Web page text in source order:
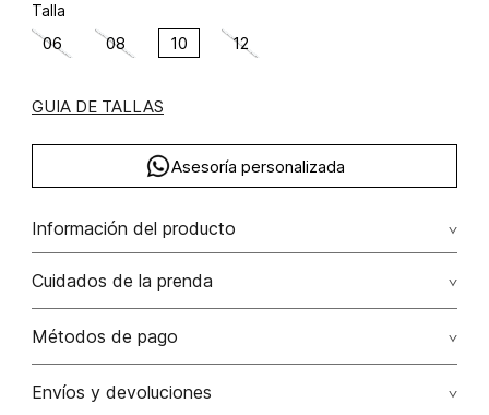
Talla
06 08 10 12
GUIA DE TALLAS
Asesoría personalizada
Información del producto
Falda corta prenses cotilla y cinturon algodón 50% poliamida
48% elastano 2% 50.00% algodón/cotton48.00%
poliamida/polyamide2.00% elastano/elastane
Cuidados de la prenda
Lavar a mano por separado / no dejar en remojo / no
Métodos de pago
Tarjetas de crédito: Visa, Dinners, Master Card y American
Envíos y devoluciones